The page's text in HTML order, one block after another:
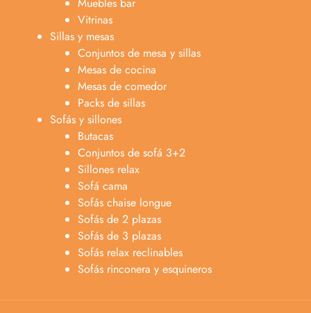
Vitrinas
Sillas y mesas
Conjuntos de mesa y sillas
Mesas de cocina
Mesas de comedor
Packs de sillas
Sofás y sillones
Butacas
Conjuntos de sofá 3+2
Sillones relax
Sofá cama
Sofás chaise longue
Sofás de 2 plazas
Sofás de 3 plazas
Sofás relax reclinables
Sofás rinconera y esquineros
Lun-dom 9:00am-10pm
Atención al cliente